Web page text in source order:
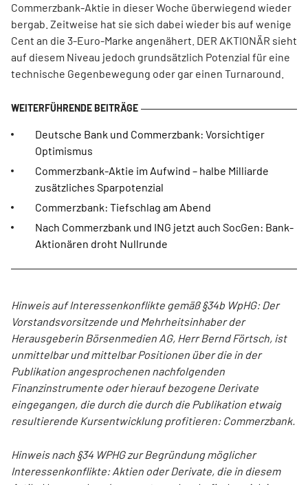
Commerzbank-Aktie in dieser Woche überwiegend wieder
bergab. Zeitweise hat sie sich dabei wieder bis auf wenige
Cent an die 3-Euro-Marke angenähert. DER AKTIONÄR sieht
auf diesem Niveau jedoch grundsätzlich Potenzial für eine
technische Gegenbewegung oder gar einen Turnaround.
Deutsche Bank und Commerzbank: Vorsichtiger
Optimismus
Commerzbank-Aktie im Aufwind – halbe Milliarde
zusätzliches Sparpotenzial
Commerzbank: Tiefschlag am Abend
Nach Commerzbank und ING jetzt auch SocGen: Bank-
Aktionären droht Nullrunde
Hinweis auf Interessenkonflikte gemäß §34b WpHG: Der
Vorstandsvorsitzende und Mehrheitsinhaber der
Herausgeberin Börsenmedien AG, Herr Bernd Förtsch, ist
unmittelbar und mittelbar Positionen über die in der
Publikation angesprochenen nachfolgenden
Finanzinstrumente oder hierauf bezogene Derivate
eingegangen, die durch die durch die Publikation etwaig
resultierende Kursentwicklung profitieren: Commerzbank.
Hinweis nach §34 WPHG zur Begründung möglicher
Interessenkonflikte: Aktien oder Derivate, die in diesem